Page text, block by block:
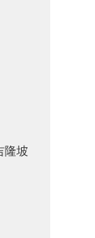
隆坡